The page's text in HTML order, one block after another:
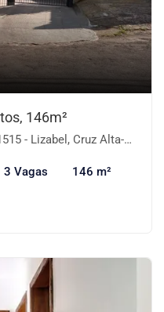
146m²
- Lizabel, Cruz Alta-RS
3 Vagas 146 m²